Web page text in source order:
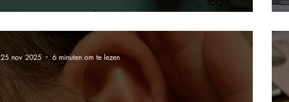
25 nov 2025 6 minuten om te lezen